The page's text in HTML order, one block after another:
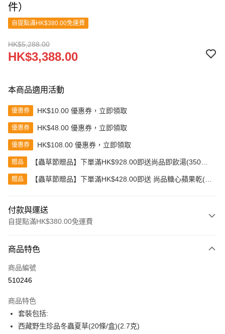
件）
自提點滿HK$380.00免運費
HK$5,288.00
HK$3,388.00
本商品適用活動
優惠券 HK$10.00 優惠券，立即領取
優惠券 HK$48.00 優惠券，立即領取
優惠券 HK$108.00 優惠券，立即領取
贈品
【蟲草節贈品】下單滿HK$928.00即送尚品即飲湯(350克)
贈品
【蟲草節贈品】下單滿HK$428.00即送 尚品糖心蘋果乾(80
付款與運送
自提點滿HK$380.00免運費
信用卡
Apple Pay
AlipayHK
PayMe
商品特色
商品編號
510246
商品特色
套裝包括:
西藏野生珍品冬蟲夏草(20條/盒)(2.7克)